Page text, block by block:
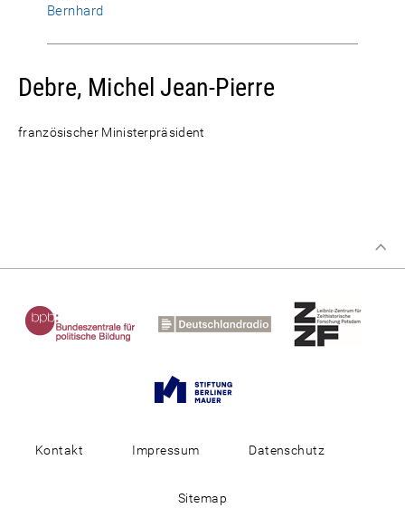
Bernhard
Debre, Michel Jean-Pierre
französischer Ministerpräsident
Kontakt Impressum Datenschutz
Sitemap